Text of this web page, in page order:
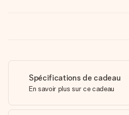
Spécifications de cadeau
En savoir plus sur ce cadeau